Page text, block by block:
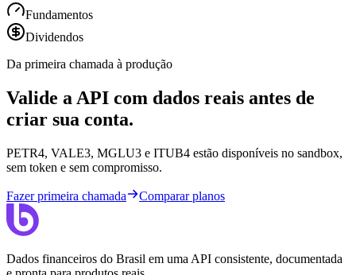
Fundamentos
Dividendos
Da primeira chamada à produção
Valide a API com dados reais antes de
criar sua conta.
PETR4, VALE3, MGLU3 e ITUB4 estão disponíveis no sandbox,
sem token e sem compromisso.
Fazer primeira chamada Comparar planos
Dados financeiros do Brasil em uma API consistente, documentada